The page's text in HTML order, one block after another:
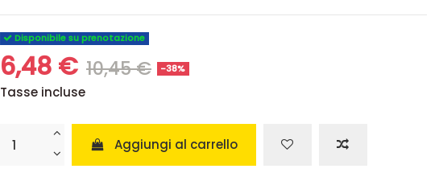
Disponibile su prenotazione
6,48 €
Aggiungi al carrello